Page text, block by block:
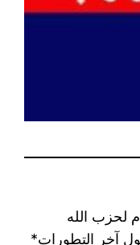
لحزب الله
آخر التطورات*